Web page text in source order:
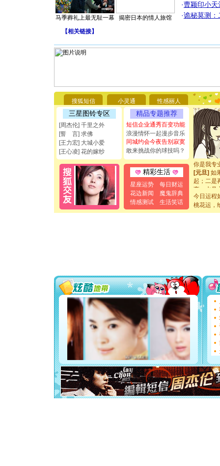
马季葬礼上最无耻一幕 揭密日本的情人旅馆
·曹颖印小天
·诡秘莫测：
【相关链接】
搜狐短信 小灵通 性感丽人
三星图铃专区
[周杰伦] 千里之外
[誓 言] 求佛
[王力宏] 大城小爱
[王心凌] 花的嫁纱
精品专题推荐
短信企业通秀百变功能
浪漫情怀一起漫步音乐
同城约会今夜告别寂寞
敢来挑战你的球技吗？
精彩生活
星座运势
每日财运
花边新闻
魔鬼辞典
情感测试
生活笑话
你太多，
要平安！
[圣诞节]
能正大光
都要快乐
[圣诞节]
如意,快
[元旦]看
断电。爱
你是我专
[元旦] 如
起；二是
离。水晶
[元旦]当
泣，这痛
卖了。水
你太多，
要平安
[圣诞节]
能正大
都要快乐
[圣诞节]
如意,快
[元旦]
看
断电。
你是我
[元旦]如
起；二是
离。水晶
[元旦]当
泣，这痛
今日运程
桃花运，